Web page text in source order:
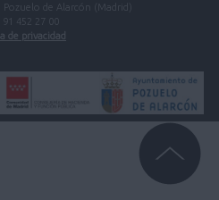
Pozuelo de Alarcón (Madrid)
452 27 00
de privacidad